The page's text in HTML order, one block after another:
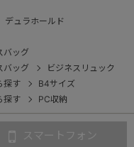
デュラホールド
バッグ
バッグ
ビジネスリュック
探す
B4サイズ
探す PC収納
スマートフォン